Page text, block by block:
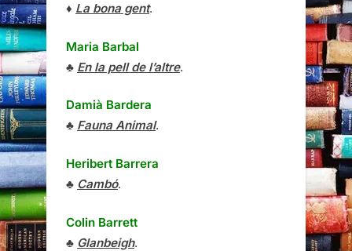
♦ La bona gent.
Maria Barbal
♣ En la pell de l’altre.
Damià Bardera
♣ Fauna Animal.
Heribert Barrera
♣ Cambó.
Colin Barrett
♣ Glanbeigh.